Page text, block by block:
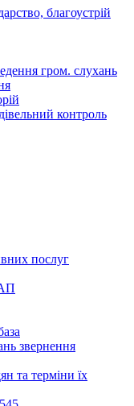
благоустрій
гром. слухань
контроль
послуг
звернення
та терміни їх